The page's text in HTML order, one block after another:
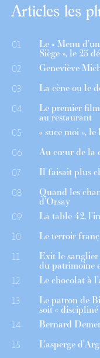
Articles les
01 Le « Menu
Siège », le 25
02 Geneviève
03 La cène ou le
04 Le premier
au restaurant
05 « suce moi »,
06 Au cœur de la
07 Il faisait plus
08 Quand les
d’Orsay
09 La table 42,
10 Le terroir
11 Exit le
du patrimoine
12 Le chocolat à
13 Le patron de
soit « discipliné
14 Bernard
15 L’asperge